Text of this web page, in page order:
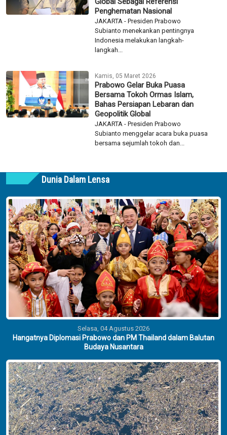
Penghematan Nasional
JAKARTA - Presiden Prabowo
Subianto menekankan pentingnya
Indonesia melakukan langkah-
langkah...
Kamis, 05 Maret 2026
Prabowo Gelar Buka Puasa
Bersama Tokoh Ormas Islam,
Bahas Persiapan Lebaran dan
Geopolitik Global
JAKARTA - Presiden Prabowo
Subianto menggelar acara buka puasa
bersama sejumlah tokoh dan...
Dunia Dalam Lensa
Selasa, 04 Agustus 2026
Hangatnya Diplomasi Prabowo dan PM Thailand dalam Balutan
Budaya Nusantara